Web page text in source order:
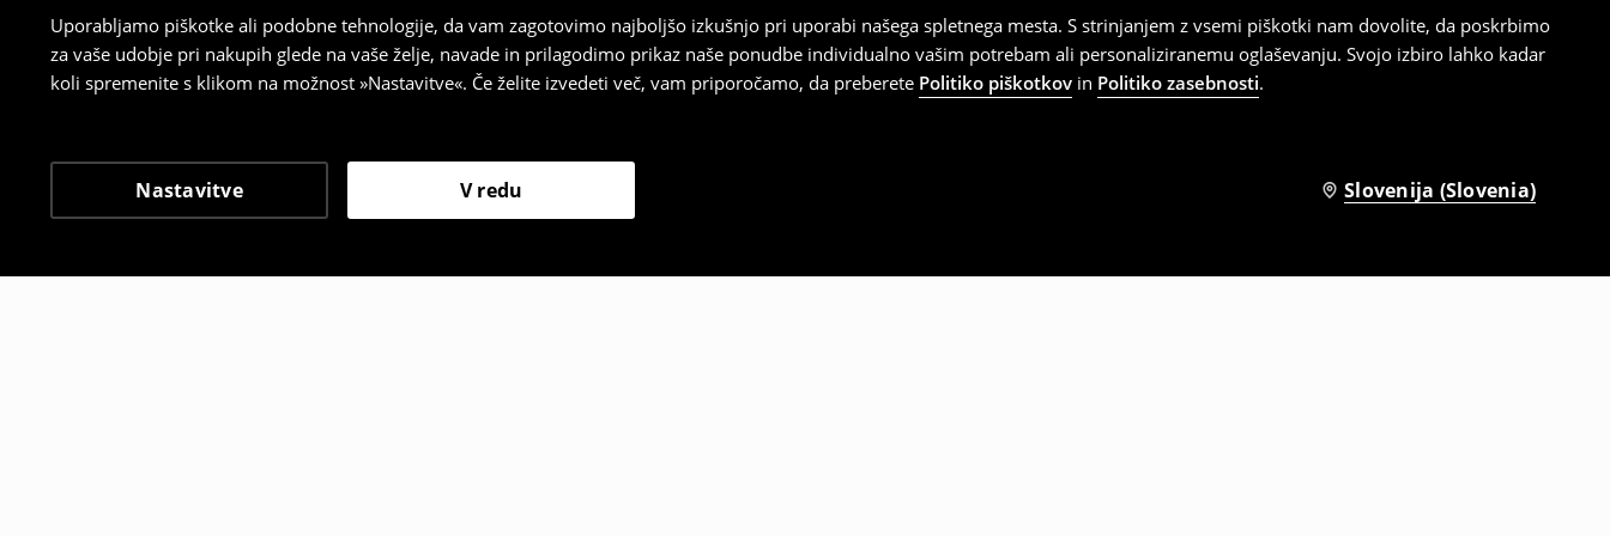
Uporabljamo piškotke ali podobne tehnologije, da vam zagotovimo najboljšo izkušnjo pri uporabi našega spletnega mesta. S strinjanjem z vsemi piškotki nam dovolite, da poskrbimo
za vaše udobje pri nakupih glede na vaše želje, navade in prilagodimo prikaz naše ponudbe individualno vašim potrebam ali personaliziranemu oglaševanju. Svojo izbiro lahko kadar
koli spremenite s klikom na možnost »Nastavitve«. Če želite izvedeti več, vam priporočamo, da preberete Politiko piškotkov in Politiko zasebnosti.
Nastavitve V redu Slovenija (Slovenia)